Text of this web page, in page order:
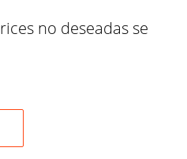
no deseadas se